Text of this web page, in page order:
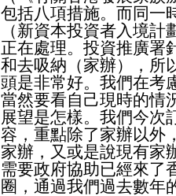
包括八項措施。而同一
（新資本投資者入境
正在處理。投資推廣署
和去吸納（家辦），所
頭是非常好。我們在考
當然要看自己現時的情
展望是怎樣。我們今次
容，重點除了家辦以外
家辦，又或是說現有家
需要政府協助已經來了
圈，通過我們過去數年